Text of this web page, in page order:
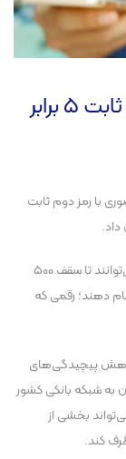
سقف تراکنش اینترنتی با رمز دوم ثابت ۵ برابر
با رمز دوم ثابت
مطابق این تصمیم، از این پس، دارندگان کارت بانکی می‌توانند تا سقف ۵۰۰
دهند؛ رقمی که
پیچیدگی‌های
به شبکه بانکی کشور
بخشی از
کند.